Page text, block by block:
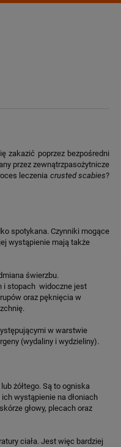
zakazić poprzez bezpośredni
przez zewnątrzpasożytnicze
leczenia crusted scabies?
spotykana. Czynniki mogące
wystąpienie mają także
świerzbu.
i stopach widoczne jest
oraz pęknięcia w
w warstwie
(wydaliny i wydzieliny).
żółtego. Są to ogniska
wystąpienie na dłoniach
głowy, plecach oraz
ciała. Jest więc bardziej